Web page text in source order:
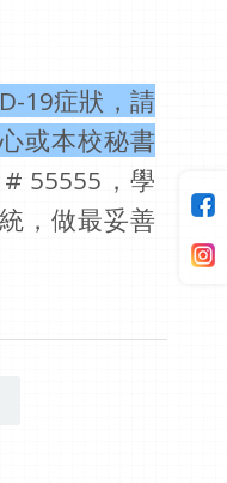
19症狀，請
或本校秘書
# 55555，學
，做最妥善